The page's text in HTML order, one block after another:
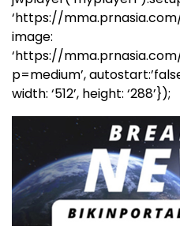
‘https://
image:
‘https://
p=medium’,
width: ‘512’, height: ‘288’});